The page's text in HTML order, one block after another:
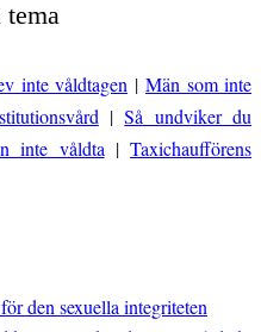
tema
inte våldtagen | Män som inte
|Så undviker du
inte våldta|Taxichaufförens
den sexuella integriteten